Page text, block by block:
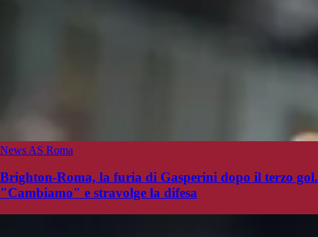
News AS Roma
Brighton-Roma, la furia di Gasperini dopo il terzo gol.
"Cambiamo" e stravolge la difesa